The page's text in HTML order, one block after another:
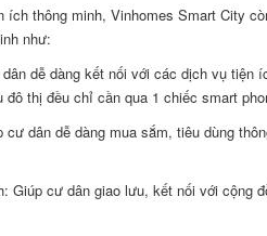
thông minh, Vinhomes Smart City
như:
dễ dàng kết nối với các dịch vụ
thị đều chỉ cần qua 1 chiếc smart
dân dễ dàng mua sắm, tiêu dùng
Giúp cư dân giao lưu, kết nối với